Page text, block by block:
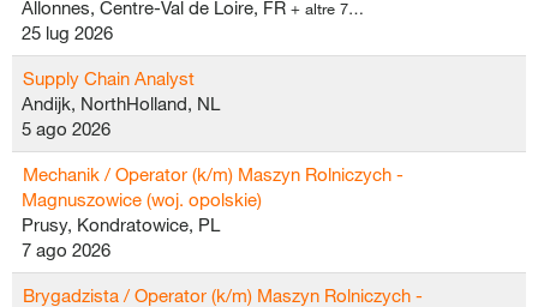
Allonnes, Centre-Val de Loire, FR + altre 7…
25 lug 2026
Supply Chain Analyst
Andijk, NorthHolland, NL
5 ago 2026
Mechanik / Operator (k/m) Maszyn Rolniczych -
Magnuszowice (woj. opolskie)
Prusy, Kondratowice, PL
7 ago 2026
Brygadzista / Operator (k/m) Maszyn Rolniczych -